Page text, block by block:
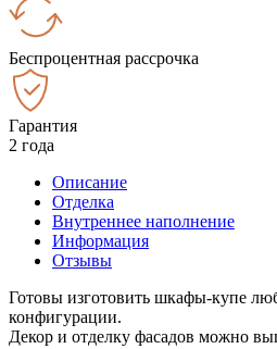
Беспроцентная рассрочка
Гарантия
2 года
Описание
Отделка
Внутреннее наполнение
Информация
Отзывы
Готовы изготовить шкафы-купе
конфигурации.
Декор и отделку фасадов можно